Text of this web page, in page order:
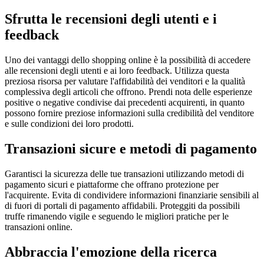
Sfrutta le recensioni degli utenti e i
feedback
Uno dei vantaggi dello shopping online è la possibilità di accedere
alle recensioni degli utenti e ai loro feedback. Utilizza questa
preziosa risorsa per valutare l'affidabilità dei venditori e la qualità
complessiva degli articoli che offrono. Prendi nota delle esperienze
positive o negative condivise dai precedenti acquirenti, in quanto
possono fornire preziose informazioni sulla credibilità del venditore
e sulle condizioni dei loro prodotti.
Transazioni sicure e metodi di pagamento
Garantisci la sicurezza delle tue transazioni utilizzando metodi di
pagamento sicuri e piattaforme che offrano protezione per
l'acquirente. Evita di condividere informazioni finanziarie sensibili al
di fuori di portali di pagamento affidabili. Proteggiti da possibili
truffe rimanendo vigile e seguendo le migliori pratiche per le
transazioni online.
Abbraccia l'emozione della ricerca